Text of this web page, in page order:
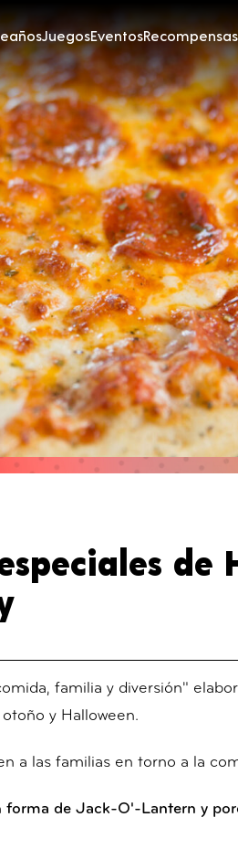
JuegosEventosRecompensas
de
familia y diversión"
y Halloween.
a las familias en torno a la
de Jack-O'-Lantern y